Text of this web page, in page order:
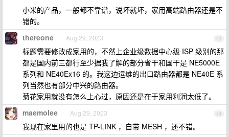
小米的产品，一般都不靠谱，说坏就坏，家用高端路由器还是不
错的。
43
thereone Aug 29, 2023
标题需要修改成家用的，不然上企业级数据中心级 ISP 级别的那
都是国内前三都行至少据我了解的部分省干和国干是 NE5000E
系列和 NE40Ex16 的。我这边运维的出口路由器都是 NE40E 系
列当然也有部分中兴的路由器。
菊花家用就没有怎么上心过，原因还是在于家用利润太低了。
44
maemolee Aug 29, 2023
我现在家里用的也是 TP-LINK ，自带 MESH ，还不错。